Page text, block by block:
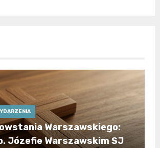
Warszawskiego:
Józefie Warszawskim SJ